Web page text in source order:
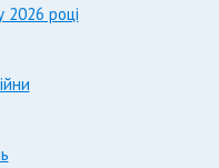
2026 році